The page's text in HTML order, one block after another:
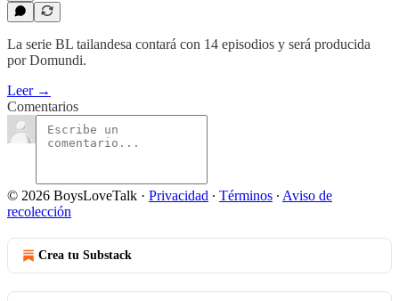
La serie BL tailandesa contará con 14 episodios y será producida
por Domundi.
Leer →
Comentarios
© 2026 BoysLoveTalk · Privacidad ∙ Términos ∙ Aviso de
recolección
Crea tu Substack